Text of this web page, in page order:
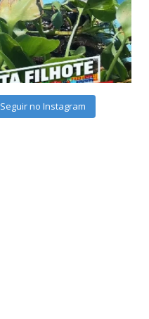
Seguir no Instagram